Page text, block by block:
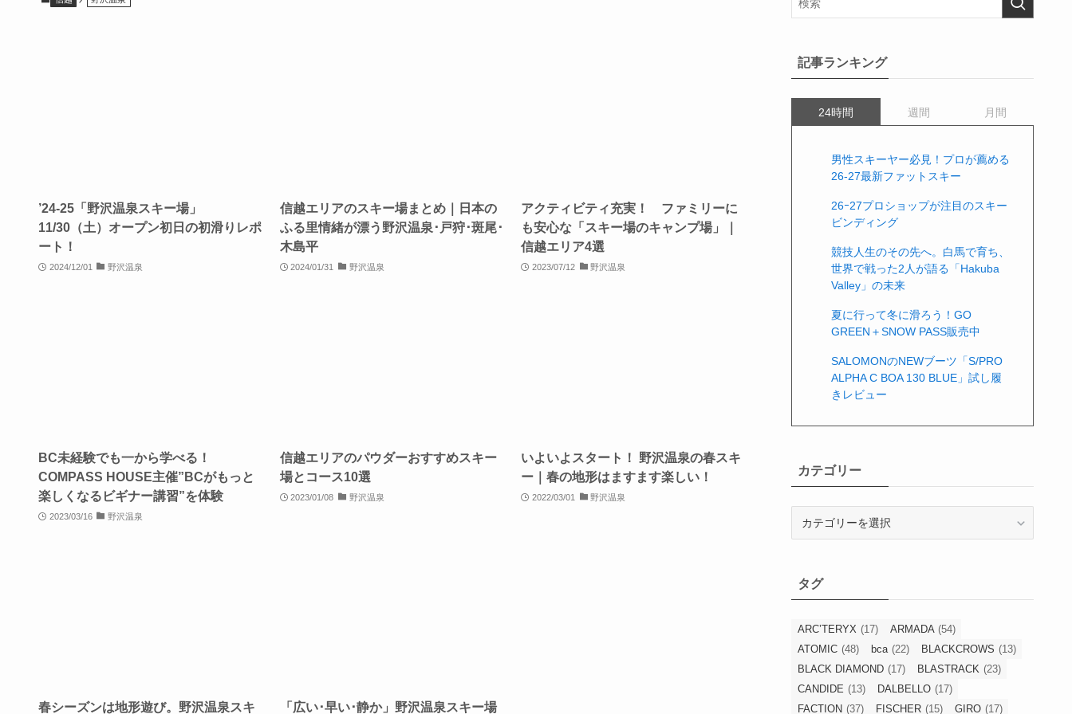
’24-25「野沢温泉スキー場」
11/30（土）オープン初日の初滑りレポ
ート！
2024/12/01 野沢温泉
信越エリアのスキー場まとめ｜日本の
ふる里情緒が漂う野沢温泉･戸狩･斑尾･
木島平
2024/01/31 野沢温泉
アクティビティ充実！ ファミリーに
も安心な「スキー場のキャンプ場」｜
信越エリア4選
2023/07/12 野沢温泉
BC未経験でも一から学べる！
COMPASS HOUSE主催”BCがもっと
楽しくなるビギナー講習”を体験
2023/03/16 野沢温泉
信越エリアのパウダーおすすめスキー
場とコース10選
2023/01/08 野沢温泉
いよいよスタート！ 野沢温泉の春スキ
ー｜春の地形はますます楽しい！
2022/03/01 野沢温泉
春シーズンは地形遊び。野沢温泉スキ
「広い･早い･静か」野沢温泉スキー場
記事ランキング
24時間 週間 月間
男性スキーヤー必見！プロが薦める
26-27最新ファットスキー
26ｰ27プロショップが注目のスキー
ビンディング
競技人生のその先へ。白馬で育ち、
世界で戦った2人が語る「Hakuba
Valley」の未来
夏に行って冬に滑ろう！GO
GREEN＋SNOW PASS販売中
SALOMONのNEWブーツ「S/PRO
ALPHA C BOA 130 BLUE」試し履
きレビュー
カテゴリー
ータグ
ARC’TERYX (17) ARMADA (54)
ATOMIC (48) bca (22) BLACKCROWS (13)
BLACK DIAMOND (17) BLASTRACK (23)
CANDIDE (13) DALBELLO (17)
FACTION (37) FISCHER (15) GIRO (17)